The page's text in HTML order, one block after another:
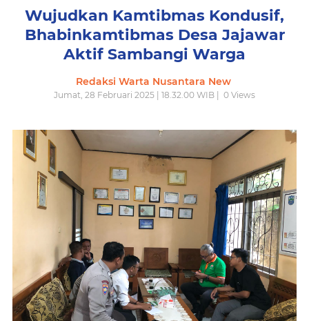
Wujudkan Kamtibmas Kondusif,
Bhabinkamtibmas Desa Jajawar
Aktif Sambangi Warga
Redaksi Warta Nusantara New
Jumat, 28 Februari 2025 | 18.32.00 WIB | 0 Views